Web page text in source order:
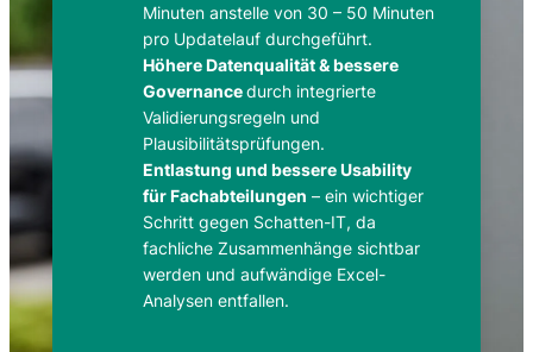
Minuten anstelle von 30 – 50 Minuten
pro Updatelauf durchgeführt.
Höhere Datenqualität & bessere
Governancedurch integrierte
Validierungsregeln und
Plausibilitätsprüfungen.
Entlastung und bessere Usability
für Fachabteilungen – ein wichtiger
Schritt gegen Schatten-IT, da
fachliche Zusammenhänge sichtbar
werden und aufwändige Excel-
Analysen entfallen.